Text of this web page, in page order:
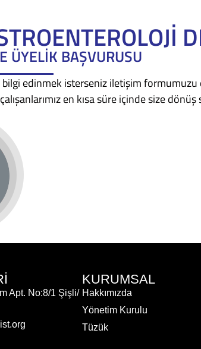
ÜYELİK BAŞVURUSU
bilgi edinmek isterseniz iletişim
en kısa süre içinde size
Apt. No:8/1 Şişli/
KURUMSAL
Hakkımızda
Yönetim Kurulu
Tüzük